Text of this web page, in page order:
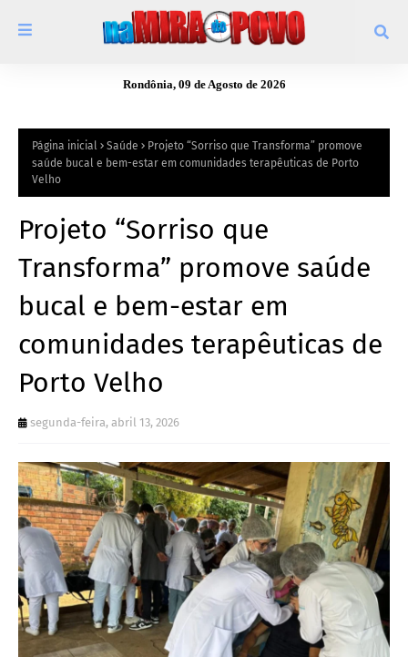
Rondônia, 09 de Agosto de 2026
Página inicial Saúde
Projeto “Sorriso que Transforma” promove
saúde bucal e bem-estar em comunidades terapêuticas de Porto
Velho
Projeto “Sorriso que
Transforma” promove saúde
bucal e bem-estar em
comunidades terapêuticas de
Porto Velho
segunda-feira, abril 13, 2026